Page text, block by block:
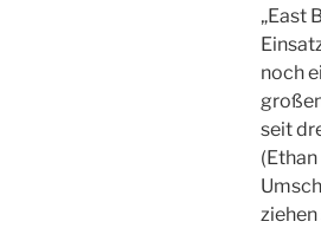
„East
noch
seit